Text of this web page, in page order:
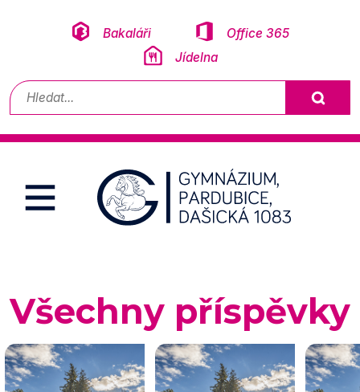
Bakaláři
Office 365
Jídelna
Vyhledávání
Všechny příspěvky